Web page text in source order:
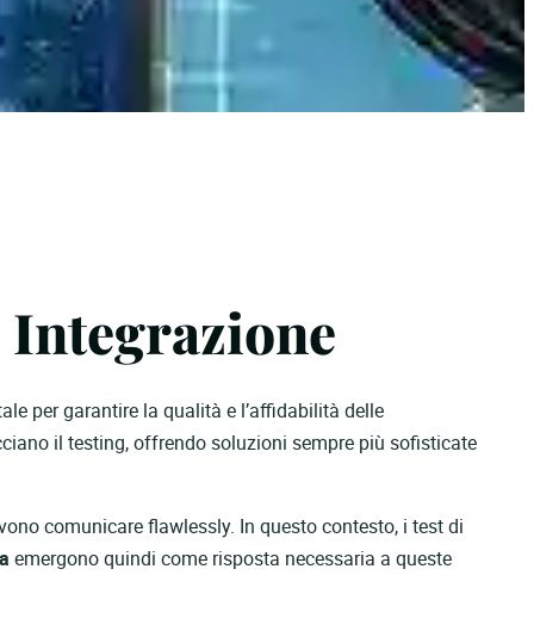
Integrazione
per garantire la qualità e l’affidabilità delle
il testing, offrendo soluzioni sempre più sofisticate
comunicare flawlessly. In questo contesto, i test di
emergono quindi come risposta necessaria a queste